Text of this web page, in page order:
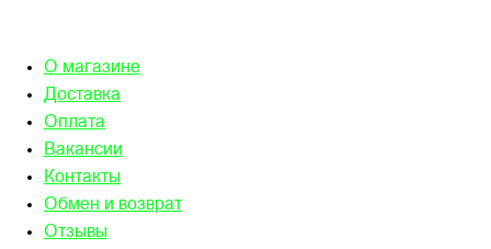
О магазине
Доставка
Оплата
Вакансии
Контакты
Обмен и возврат
Отзывы